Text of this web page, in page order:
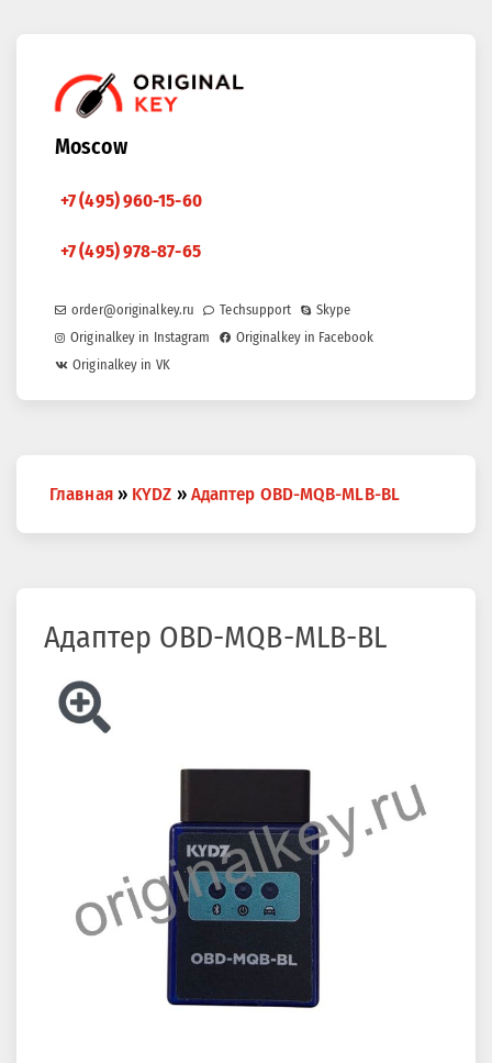
Moscow
+7 (495) 960-15-60
+7 (495) 978-87-65
order@originalkey.ru Techsupport
Skype
Originalkey in Instagram
Originalkey in Facebook
Originalkey in VK
areГлавная » KYDZ » Адаптер OBD-MQB-MLB-BL
Адаптер OBD-MQB-MLB-BL